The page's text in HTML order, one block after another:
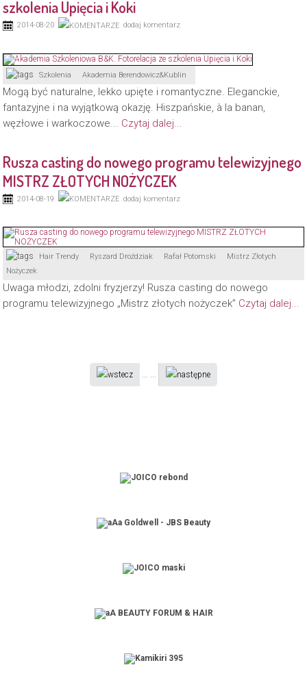
szkolenia Upięcia i Koki
2014-08-20 dodaj komentarz
Szkolenia Akademia Berendowicz&Kublin
Mogą być naturalne, lekko upięte i romantyczne. Eleganckie,
fantazyjne i na wyjątkową okazję. Hiszpańskie, à la banan,
węzłowe i warkoczowe... Czytaj dalej...
Rusza casting do nowego programu telewizyjnego
MISTRZ ZŁOTYCH NOŻYCZEK
2014-08-19 dodaj komentarz
Hair Trendy Ryszard Droździak Rafał Potomski
Mistrz Złotych
Nożyczek
Uwaga młodzi, zdolni fryzjerzy! Rusza casting do nowego
programu telewizyjnego „Mistrz złotych nożyczek” Czytaj dalej...
... ...